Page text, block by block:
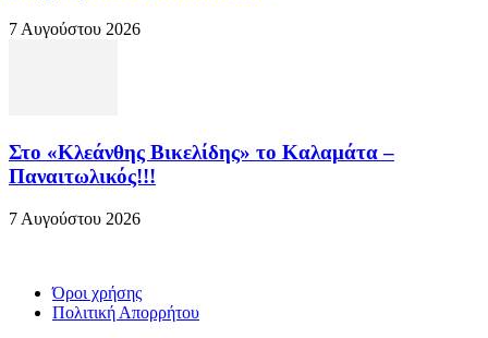
7 Αυγούστου 2026
Στο «Κλεάνθης Βικελίδης» το Καλαμάτα –
Παναιτωλικός!!!
7 Αυγούστου 2026
Όροι χρήσης
Πολιτική Απορρήτου